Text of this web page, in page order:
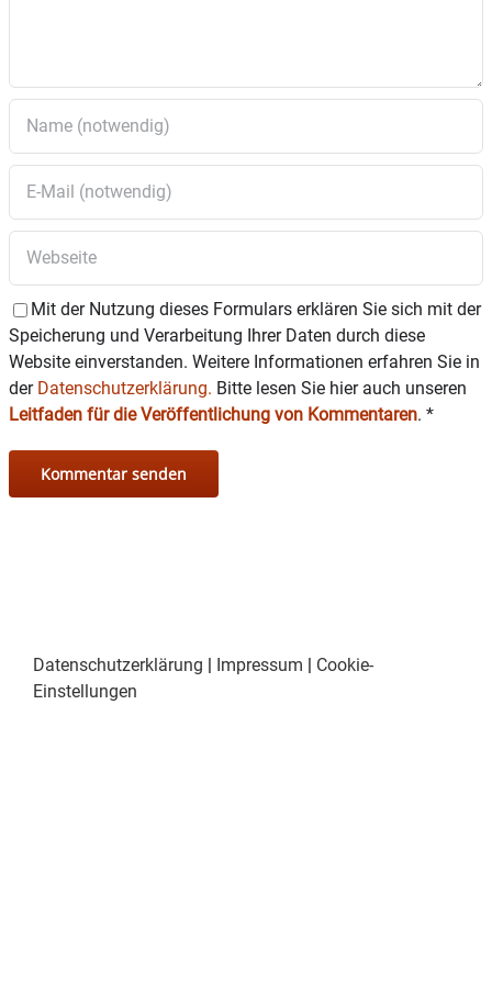
Mit der Nutzung dieses Formulars erklären Sie sich mit der
Speicherung und Verarbeitung Ihrer Daten durch diese
Website einverstanden. Weitere Informationen erfahren Sie in
der Datenschutzerklärung. Bitte lesen Sie hier auch unseren
Leitfaden für die Veröffentlichung von Kommentaren. *
Datenschutzerklärung | Impressum | Cookie-
Einstellungen